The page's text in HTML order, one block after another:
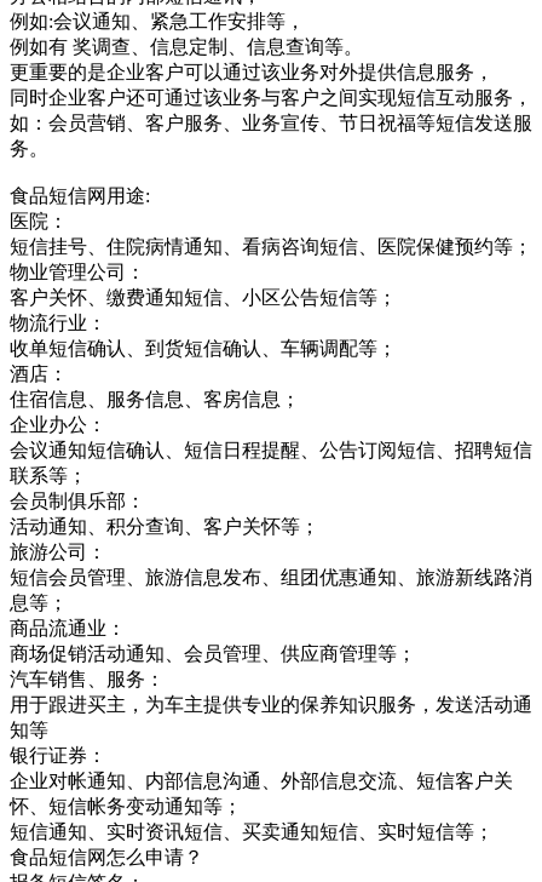
例如:会议通知、紧急工作安排等，
例如有 奖调查、信息定制、信息查询等。
更重要的是企业客户可以通过该业务对外提供信息服务，
同时企业客户还可通过该业务与客户之间实现短信互动服务，
如：会员营销、客户服务、业务宣传、节日祝福等短信发送服
务。
食品短信网用途:
医院：
短信挂号、住院病情通知、看病咨询短信、医院保健预约等；
物业管理公司：
客户关怀、缴费通知短信、小区公告短信等；
物流行业：
收单短信确认、到货短信确认、车辆调配等；
酒店：
住宿信息、服务信息、客房信息；
企业办公：
会议通知短信确认、短信日程提醒、公告订阅短信、招聘短信
联系等；
会员制俱乐部：
活动通知、积分查询、客户关怀等；
旅游公司：
短信会员管理、旅游信息发布、组团优惠通知、旅游新线路消
息等；
商品流通业：
商场促销活动通知、会员管理、供应商管理等；
汽车销售、服务：
用于跟进买主，为车主提供专业的保养知识服务，发送活动通
知等
银行证券：
企业对帐通知、内部信息沟通、外部信息交流、短信客户关
怀、短信帐务变动通知等；
短信通知、实时资讯短信、买卖通知短信、实时短信等；
食品短信网怎么申请？